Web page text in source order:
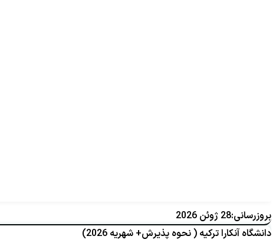
بروزرسانی:28 ژوئن 2026
دانشگاه آنکارا ترکیه ( نحوه پذیرش+ شهریه 2026)